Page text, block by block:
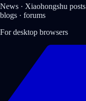
News · Xiaohongshu
blogs · forums
For desktop browsers